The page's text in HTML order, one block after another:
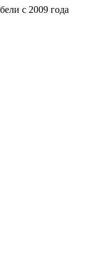
с 2009 года